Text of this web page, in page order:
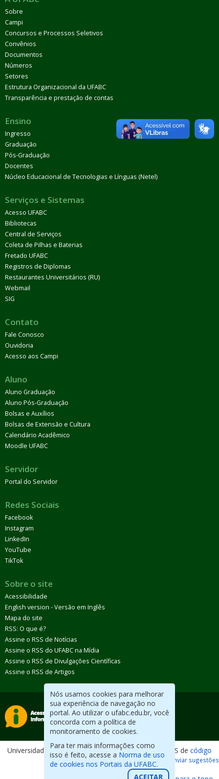
Nós usamos cookies para melhorar
sua experiência de navegação no
portal. Ao utilizar o ufabc.edu.br, você
concorda com a política de
monitoramento de cookies.
Para ter mais informações como
isso é feito, acesse a Norma de uso
de cookies nos Portais da UFABC.
ACEITAR
Sobre
Campi
Concursos e Processos Seletivos
Convênios
Documentos
Números
Setores
Estrutura Organizacional da UFABC
Transparência e prestação de contas
Ensino
Ingresso
Graduação
Pós-Graduação
Docentes
Núcleo Educacional de Tecnologias e Línguas (Netel)
Serviços e Sistemas
Acesso UFABC
Bibliotecas
Central de Serviços
Coleta de Pilhas e Baterias
Fretado UFABC
Registros de Diplomas
Restaurantes Universitários (RU)
Webmail
SIG
Contato
Fale Conosco
Ouvidoria
Acesso aos Campi
Aluno
Aluno Graduação
Aluno Pós-Graduação
Bolsas e Auxílios
Bolsas de Extensão e Cultura
Calendário Acadêmico
Moodle UFABC
Servidor
Portal do Servidor
Redes Sociais
Facebook
Instagram
LinkedIn
YouTube
TikTok
Sobre o site
Acessibilidade
English version - Versão em Inglês
Mapa do site
RSS: O que é?
Assine o RSS de Notícias
Assine o RSS do UFABC na Mídia
Assine o RSS de Divulgações Científicas
Assine o RSS de Artigos
Universidade Federal do ABC. Desenvolvido com CMS de código
aberto. Reportar erros / Enviar sugestões